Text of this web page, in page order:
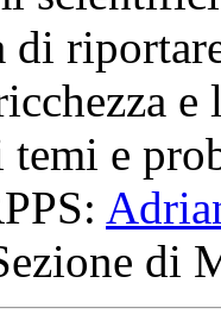
di
e
di